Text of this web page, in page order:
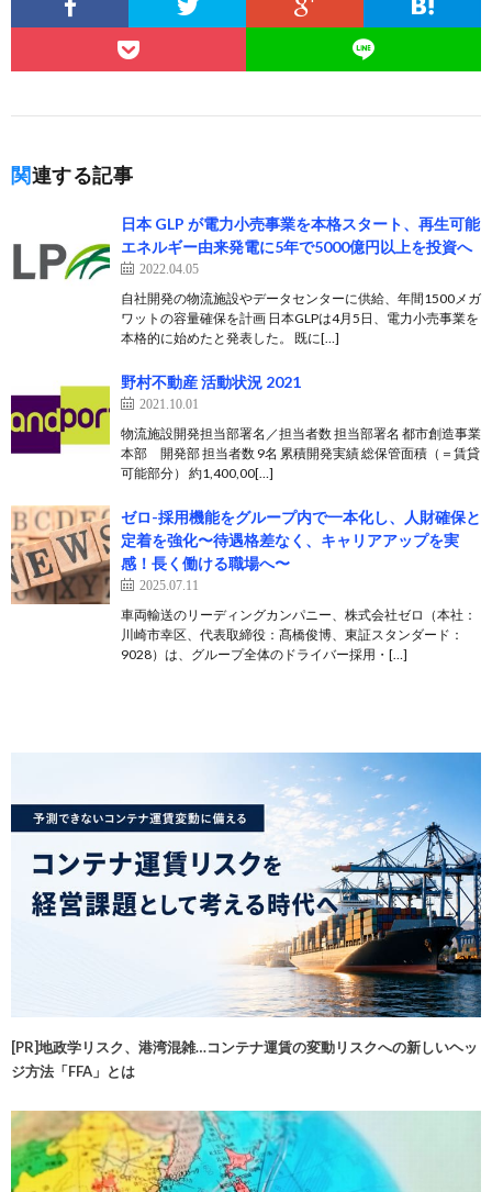
関連する記事
日本 GLP が電力小売事業を本格スタート、再生可能
エネルギー由来発電に5年で5000億円以上を投資へ
2022.04.05
自社開発の物流施設やデータセンターに供給、年間1500メガ
ワットの容量確保を計画 日本GLPは4月5日、電力小売事業を
本格的に始めたと発表した。 既に[…]
野村不動産 活動状況 2021
2021.10.01
物流施設開発担当部署名／担当者数 担当部署名 都市創造事業
本部 開発部 担当者数 9名 累積開発実績 総保管面積（＝賃貸
可能部分） 約1,400,00[…]
ゼロ-採用機能をグループ内で一本化し、人財確保と
定着を強化〜待遇格差なく、キャリアアップを実
感！長く働ける職場へ〜
2025.07.11
車両輸送のリーディングカンパニー、株式会社ゼロ（本社：
川崎市幸区、代表取締役：髙橋俊博、東証スタンダード：
9028）は、グループ全体のドライバー採用・[…]
[PR]地政学リスク、港湾混雑…コンテナ運賃の変動リスクへの新しいヘッ
ジ方法「FFA」とは